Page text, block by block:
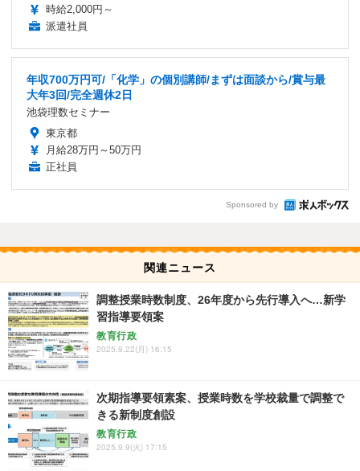
時給2,000円～
派遣社員
年収700万円可/「化学」の個別講師/まずは面談から/賞与最
大年3回/完全週休2日
池袋理数セミナー
東京都
月給28万円～50万円
正社員
Sponsored by
関連ニュース
調整授業時数制度、26年度から先行導入へ…新学
習指導要領案
教育行政
2025.9.22(月) 16:15
次期指導要領素案、授業時数を学校裁量で調整で
きる新制度創設
教育行政
2025.9.9(火) 17:15